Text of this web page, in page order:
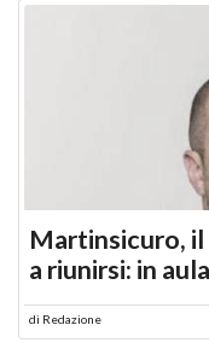
Martinsicuro,
a riunirsi: in
di Redazione